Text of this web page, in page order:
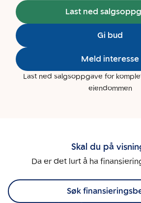
Last ned
Gi bud
Meld interesse
Last ned salgsoppgave for
eiendommen
Skal du på
Da er det lurt å ha
Søk